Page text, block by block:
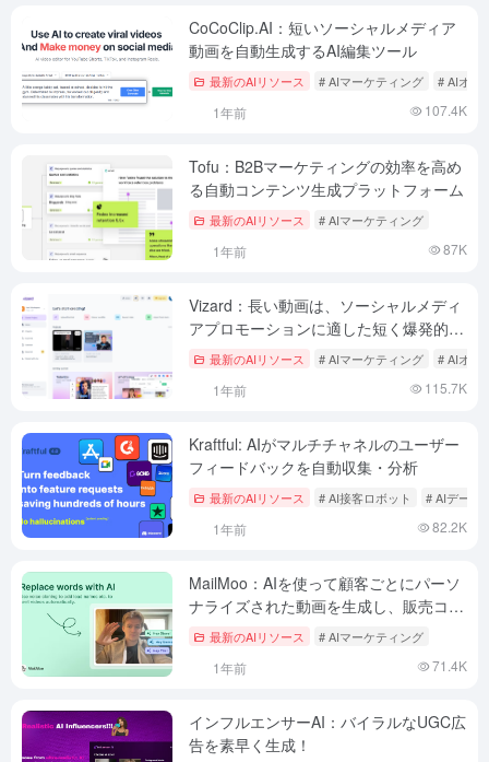
CoCoClip.AI：短いソーシャルメディア
動画を自動生成するAI編集ツール
最新のAIリソース # AIマーケティング # AIオー
1年前 107.4K
Tofu：B2Bマーケティングの効率を高め
る自動コンテンツ生成プラットフォーム
最新のAIリソース # AIマーケティング
1年前 87K
Vizard：長い動画は、ソーシャルメディ
アプロモーションに適した短く爆発的な
動画に自動的に編集されます。
最新のAIリソース # AIマーケティング # AIオー
1年前 115.7K
Kraftful: AIがマルチチャネルのユーザー
フィードバックを自動収集・分析
最新のAIリソース # AI接客ロボット # AIデータ
1年前 82.2K
MailMoo：AIを使って顧客ごとにパーソ
ナライズされた動画を生成し、販売コン
バージョンを高める
最新のAIリソース # AIマーケティング
1年前 71.4K
インフルエンサーAI：バイラルなUGC広
告を素早く生成！